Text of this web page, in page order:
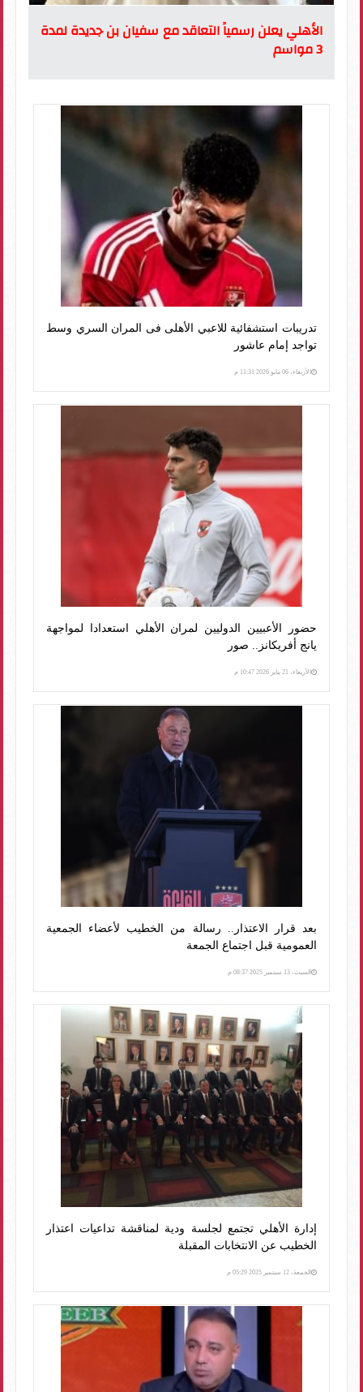
الأهلي يعلن رسمياً التعاقد مع سفيان بن جديدة لمدة
3 مواسم
تدريبات استشفائية للاعبي الأهلى فى المران السري وسط
تواجد إمام عاشور
الأربعاء، 06 مايو 2026 11:31 م
حضور الأعبيين الدوليين لمران الأهلي استعدادا لمواجهة
يانج أفريكانز.. صور
الأربعاء، 21 يناير 2026 10:47 م
بعد قرار الاعتذار.. رسالة من الخطيب لأعضاء الجمعية
العمومية قبل اجتماع الجمعة
السبت، 13 سبتمبر 2025 08:37 م
إدارة الأهلي تجتمع لجلسة ودية لمناقشة تداعيات اعتذار
الخطيب عن الانتخابات المقبلة
الجمعة، 12 سبتمبر 2025 05:29 م